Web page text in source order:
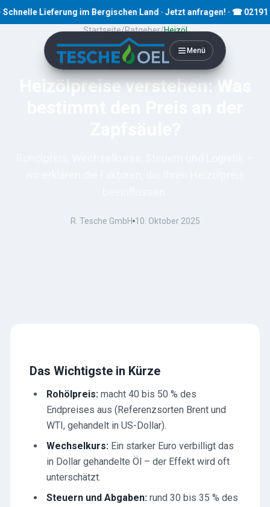
Lieferung im Bergischen Land · Jetzt anfragen! · ☎ 02191 80793
Menü
Startseite/Ratgeber/Heizöl
Min. Lesezeit
Heizölpreise verstehen: Was
R. Tesche GmbH 10. Oktober 2025
Das Wichtigste in Kürze
Rohölpreis: macht 40 bis 50 % des
Endpreises aus (Referenzsorten Brent und
WTI, gehandelt in US-Dollar).
Wechselkurs: Ein starker Euro verbilligt das
in Dollar gehandelte Öl – der Effekt wird oft
unterschätzt.
Steuern und Abgaben: rund 30 bis 35 % des